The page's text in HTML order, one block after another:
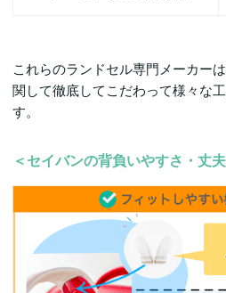
これらのランドセル専門メーカー
関して徹底してこだわって様々な
す。
＜セイバンの背負いやすさ・丈